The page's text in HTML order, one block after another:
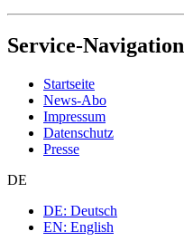
Service-Navigation
Startseite
News-Abo
Impressum
Datenschutz
Presse
DE
DE: Deutsch
EN: English